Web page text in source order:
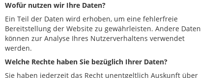
Wofür nutzen wir Ihre Daten?
Ein Teil der Daten wird erhoben, um eine fehlerfreie
Bereitstellung der Website zu gewährleisten. Andere Daten
können zur Analyse Ihres Nutzerverhaltens verwendet
werden.
Welche Rechte haben Sie bezüglich Ihrer Daten?
Sie haben jederzeit das Recht unentgeltlich Auskunft über